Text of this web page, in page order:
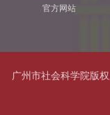
官方网站
广州市社会科学院版